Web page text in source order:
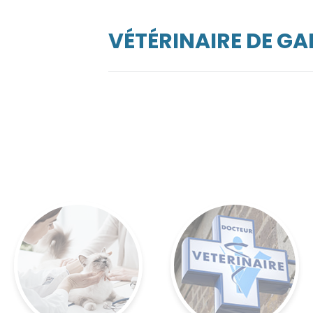
VÉTÉRINAIRE DE